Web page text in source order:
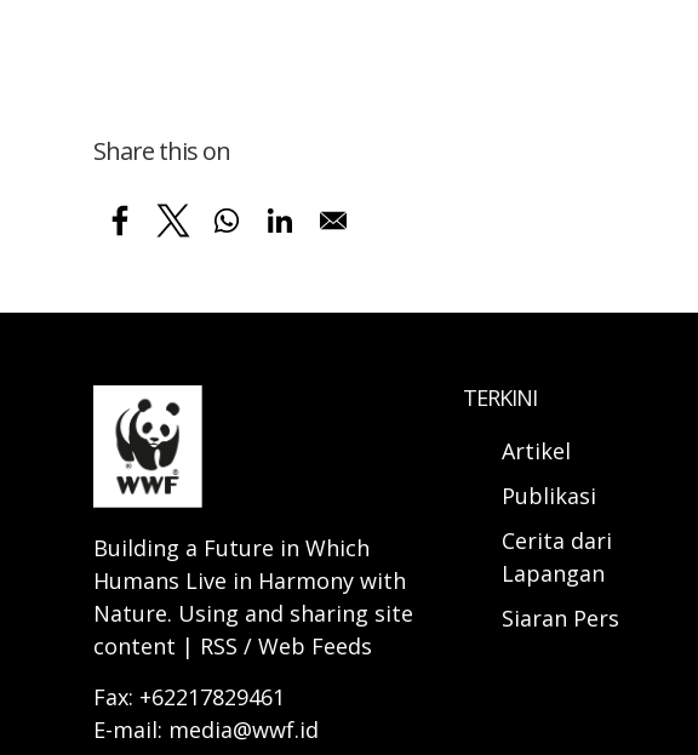
Share this on
Building a Future in Which
Humans Live in Harmony with
Nature. Using and sharing site
content | RSS / Web Feeds
Fax: +62217829461
E-mail: media@wwf.id
TERKINI
Artikel
Publikasi
Cerita dari
Lapangan
Siaran Pers